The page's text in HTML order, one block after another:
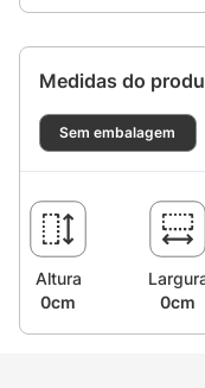
Medidas do
Sem embalagem
Altura
0cm
0cm